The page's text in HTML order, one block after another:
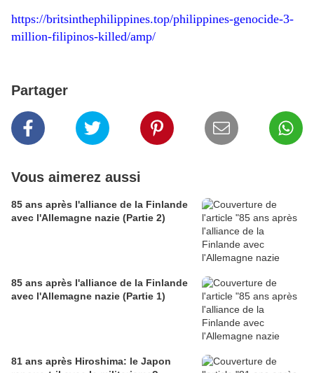
https://britsinthephilippines.top/philippines-genocide-3-
million-filipinos-killed/amp/
Partager
Vous aimerez aussi
85 ans après l'alliance de la Finlande
avec l'Allemagne nazie (Partie 2)
85 ans après l'alliance de la Finlande
avec l'Allemagne nazie (Partie 1)
81 ans après Hiroshima: le Japon